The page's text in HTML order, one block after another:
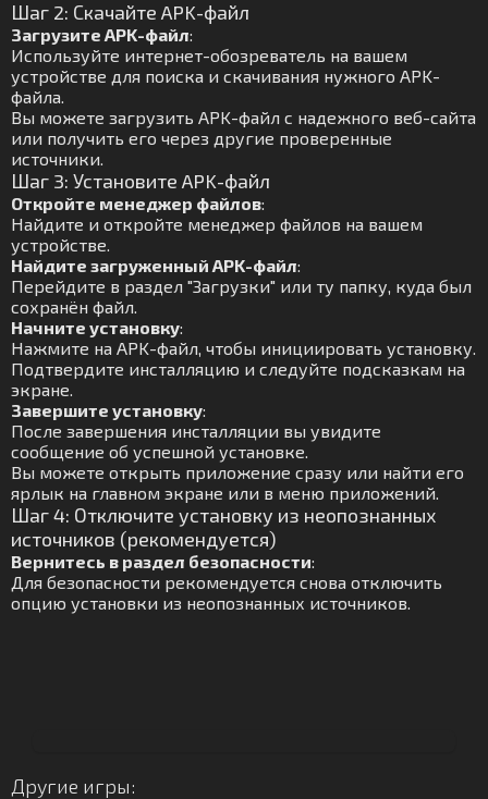
Шаг 2: Скачайте APK-файл
Загрузите APK-файл:
Используйте интернет-обозреватель на вашем
устройстве для поиска и скачивания нужного APK-
файла.
Вы можете загрузить APK-файл с надежного веб-сайта
или получить его через другие проверенные
источники.
Шаг 3: Установите APK-файл
Откройте менеджер файлов:
Найдите и откройте менеджер файлов на вашем
устройстве.
Найдите загруженный APK-файл:
Перейдите в раздел "Загрузки" или ту папку, куда был
сохранён файл.
Начните установку:
Нажмите на APK-файл, чтобы инициировать установку.
Подтвердите инсталляцию и следуйте подсказкам на
экране.
Завершите установку:
После завершения инсталляции вы увидите
сообщение об успешной установке.
Вы можете открыть приложение сразу или найти его
ярлык на главном экране или в меню приложений.
Шаг 4: Отключите установку из неопознанных
источников (рекомендуется)
Вернитесь в раздел безопасности:
Для безопасности рекомендуется снова отключить
опцию установки из неопознанных источников.
Другие игры: